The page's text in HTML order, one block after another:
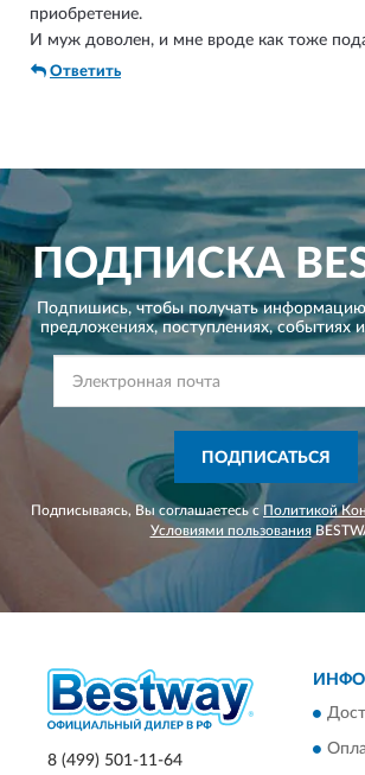
приобретение.
И муж доволен, и мне вроде как тоже
Ответить
ПОДПИСКА
Подпишись, чтобы получать
предложениях,поступлениях, событиях
ПОДПИСАТЬСЯ
Подписываясь, Вы соглашаетесь с Политикой
Условиями пользования
8 (499) 501-11-64